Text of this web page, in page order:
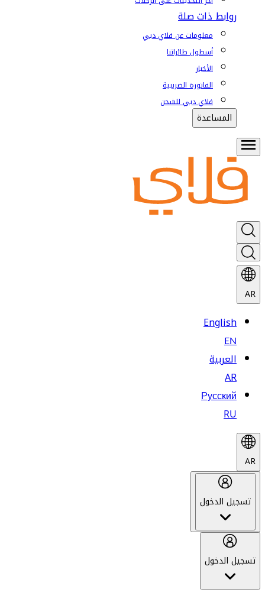
روابط ذات صلة
معلومات عن فلاي دبي
أسطول طائراتنا
الأخبار
الفاتورة الضريبية
فلاي دبي للشحن
المساعدة
AR
English
EN
العربية
AR
Русский
RU
AR
تسجيل الدخول
تسجيل الدخول